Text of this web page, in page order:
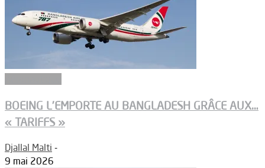
BOEING L’EMPORTE AU BANGLADESH GRÂCE AUX…
« TARIFFS »
Djallal Malti -
9 mai 2026